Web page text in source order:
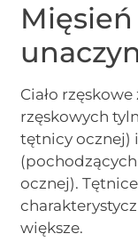
Ciało
rzęskowych
tętnicy ocznej)
ocznej).
większe.